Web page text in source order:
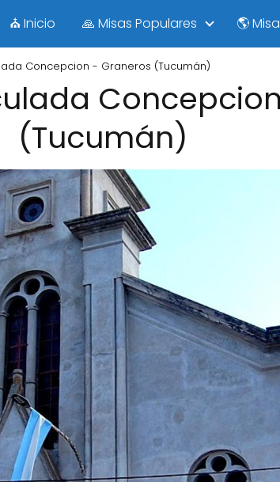
⛪ Inicio 🙏 Misas Populares 🌎
Concepcion - Graneros (Tucumán)
(Tucumán)